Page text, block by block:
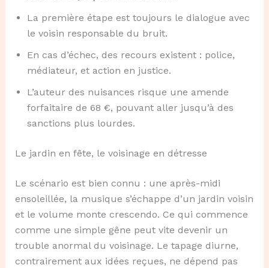
La première étape est toujours le dialogue avec
le voisin responsable du bruit.
En cas d’échec, des recours existent : police,
médiateur, et action en justice.
L’auteur des nuisances risque une amende
forfaitaire de 68 €, pouvant aller jusqu’à des
sanctions plus lourdes.
Le jardin en fête, le voisinage en détresse
Le scénario est bien connu : une après-midi
ensoleillée, la musique s’échappe d’un jardin voisin
et le volume monte crescendo. Ce qui commence
comme une simple gêne peut vite devenir un
trouble anormal du voisinage. Le tapage diurne,
contrairement aux idées reçues, ne dépend pas